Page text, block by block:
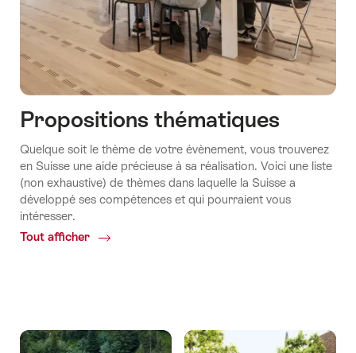
Propositions thématiques
Quelque soit le thème de votre évènement, vous trouverez
en Suisse une aide précieuse à sa réalisation. Voici une liste
(non exhaustive) de thèmes dans laquelle la Suisse a
développé ses compétences et qui pourraient vous
intéresser.
Tout afficher
Common.Of